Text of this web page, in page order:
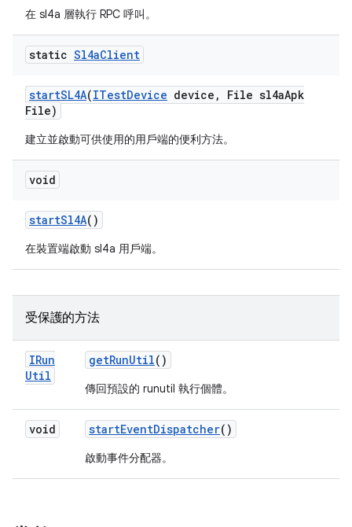
在 sl4a 層執行 RPC 呼叫。
static Sl4aClient
startSL4A(ITestDevice device , File sl4aApk
File)
建立並啟動可供使用的用戶端的便利方法。
void
startSl4A()
在裝置端啟動 sl4a 用戶端。
受保護的方法
IRun
Util
getRunUtil()
傳回預設的 runutil 執行個體。
void startEventDispatcher()
啟動事件分配器。